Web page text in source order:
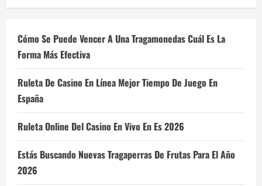
Cómo Se Puede Vencer A Una Tragamonedas Cuál Es La
Forma Más Efectiva
Ruleta De Casino En Línea Mejor Tiempo De Juego En
España
Ruleta Online Del Casino En Vivo En Es 2026
Estás Buscando Nuevas Tragaperras De Frutas Para El Año
2026